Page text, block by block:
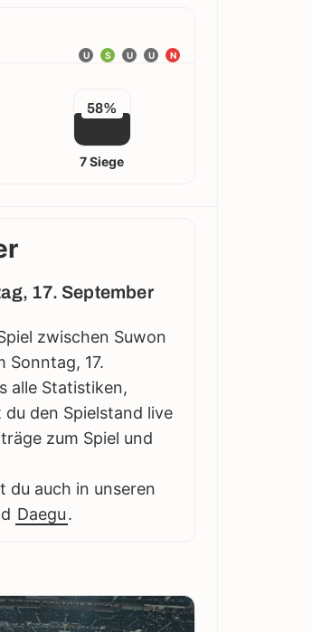
N
U
U
S
U
58%
7 Siege
17. September
zwischen Suwon
Sonntag, 17.
alle Statistiken,
den Spielstand live
zum Spiel und
du auch in unseren
Daegu.